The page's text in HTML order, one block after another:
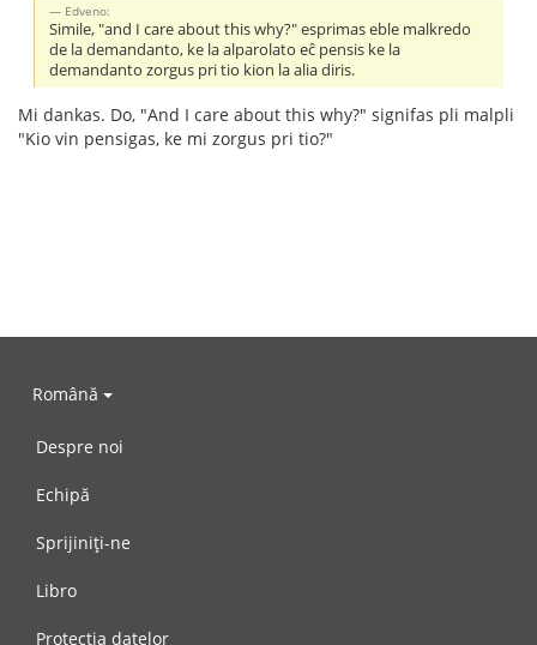
Edveno:
Simile, "and I care about this why?" esprimas eble malkredo
de la demandanto, ke la alparolato eĉ pensis ke la
demandanto zorgus pri tio kion la alia diris.
Mi dankas. Do, "And I care about this why?" signifas pli malpli
"Kio vin pensigas, ke mi zorgus pri tio?"
Română
Despre noi
Echipă
Sprijiniți-ne
Libro
Protecția datelor